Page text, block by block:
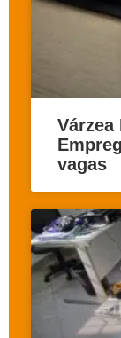
Várzea
vagas